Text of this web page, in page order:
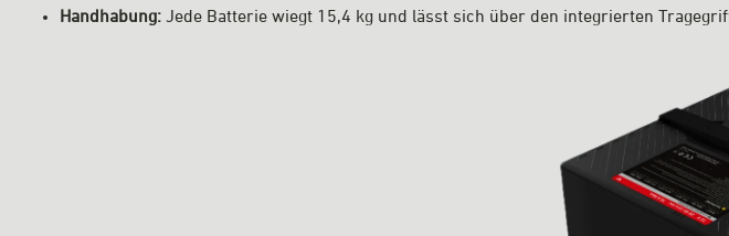
Handhabung:Jede Batterie wiegt 15,4 kg und lässt sich über den integrierten